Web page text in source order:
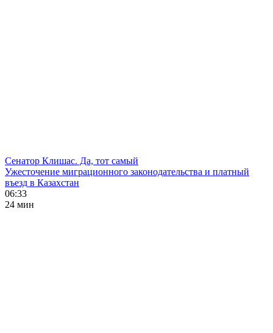
Сенатор Клишас. Да, тот самый
Ужесточение миграционного законодательства и платный
въезд в Казахстан
06:33
24 мин